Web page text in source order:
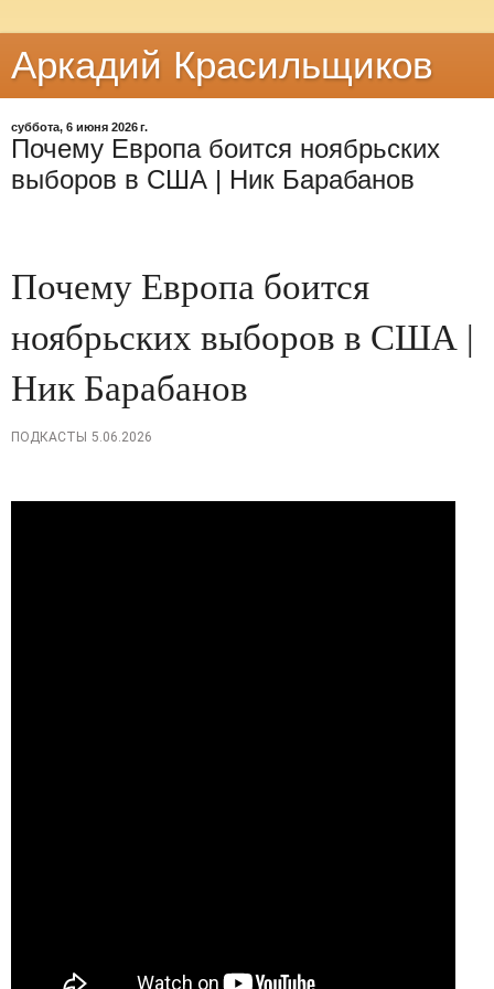
Аркадий Красильщиков
суббота, 6 июня 2026 г.
Почему Европа боится ноябрьских
выборов в США | Ник Барабанов
Почему Европа боится
ноябрьских выборов в США |
Ник Барабанов
ПОДКАСТЫ 5.06.2026